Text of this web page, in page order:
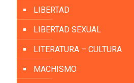
LIBERTAD
LIBERTAD SEXUAL
LITERATURA – CULTURA
MACHISMO